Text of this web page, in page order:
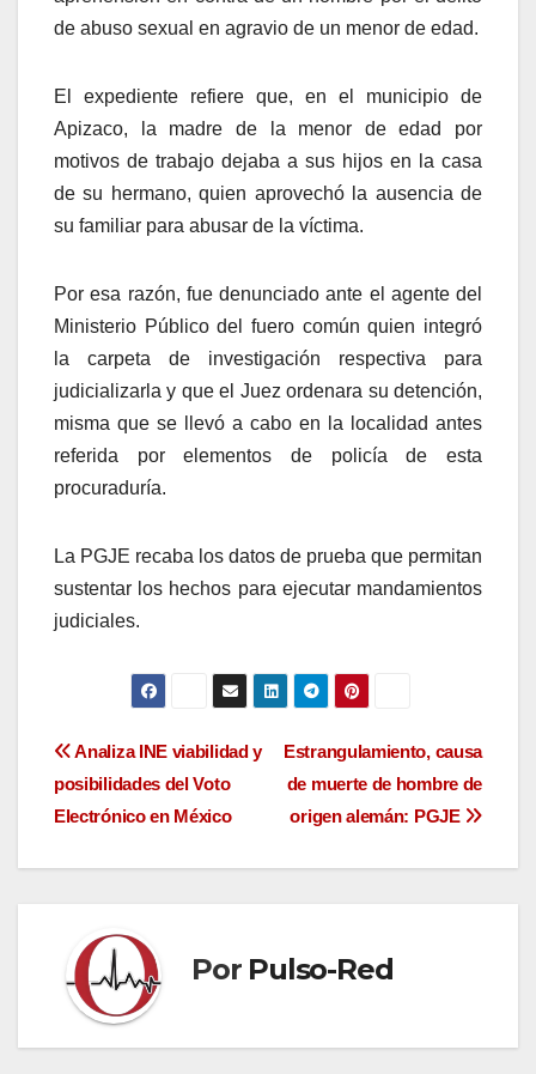
de abuso sexual en agravio de un menor de edad.
El expediente refiere que, en el municipio de
Apizaco, la madre de la menor de edad por
motivos de trabajo dejaba a sus hijos en la casa
de su hermano, quien aprovechó la ausencia de
su familiar para abusar de la víctima.
Por esa razón, fue denunciado ante el agente del
Ministerio Público del fuero común quien integró
la carpeta de investigación respectiva para
judicializarla y que el Juez ordenara su detención,
misma que se llevó a cabo en la localidad antes
referida por elementos de policía de esta
procuraduría.
La PGJE recaba los datos de prueba que permitan
sustentar los hechos para ejecutar mandamientos
judiciales.
Navegación
de
entradas
Estrangulamiento, causa
de muerte de hombre de
origen alemán: PGJE
Analiza INE viabilidad y
posibilidades del Voto
Electrónico en México
Por Pulso-Red